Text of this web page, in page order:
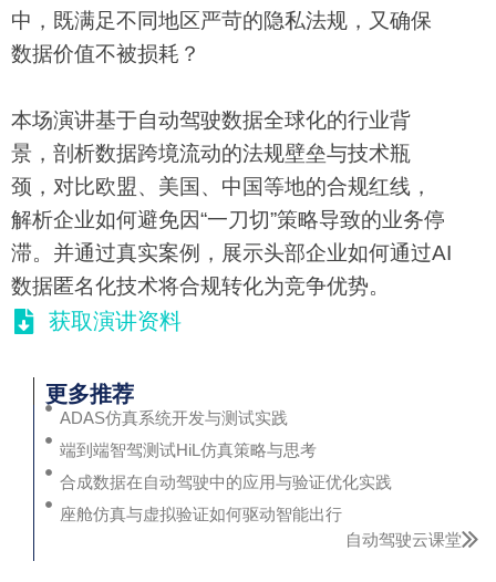
中，既满足不同地区严苛的隐私法规，又确保
数据价值不被损耗？
本场演讲基于自动驾驶数据全球化的行业背
景，剖析数据跨境流动的法规壁垒与技术瓶
颈，对比欧盟、美国、中国等地的合规红线，
解析企业如何避免因“一刀切”策略导致的业务停
滞。并通过真实案例，展示头部企业如何通过AI
数据匿名化技术将合规转化为竞争优势。
获取演讲资料
更多推荐
ADAS仿真系统开发与测试实践
端到端智驾测试HiL仿真策略与思考
合成数据在自动驾驶中的应用与验证优化实践
座舱仿真与虚拟验证如何驱动智能出行
自动驾驶云课堂